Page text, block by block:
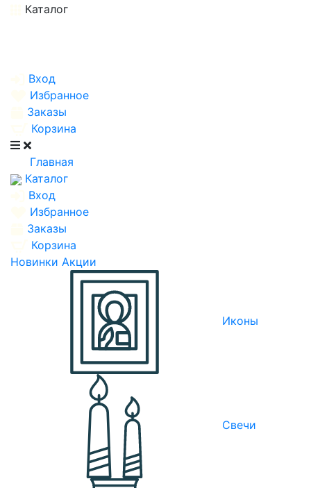
Каталог
Вход
Избранное
Заказы
Корзина
Главная
Каталог
Вход
Избранное
Заказы
Корзина
Новинки Акции
Иконы
Свечи